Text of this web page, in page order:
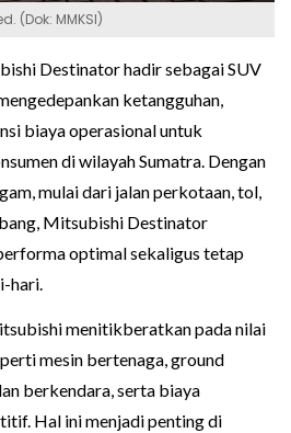
(Dok: MMKSI)
Destinator hadir sebagai SUV
ketangguhan,
biaya operasional untuk
di wilayah Sumatra. Dengan
mulai dari jalan perkotaan, tol,
Mitsubishi Destinator
optimal sekaligus tetap
hari.
menitikberatkan pada nilai
mesin bertenaga, ground
berkendara, serta biaya
Hal ini menjadi penting di